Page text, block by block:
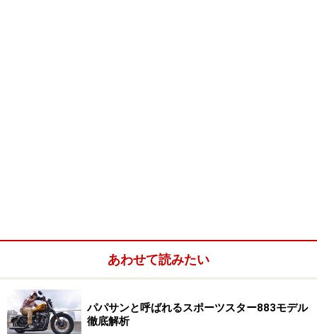
あわせて読みたい
パパサンと呼ばれるスポーツスター883モデル
徹底解析